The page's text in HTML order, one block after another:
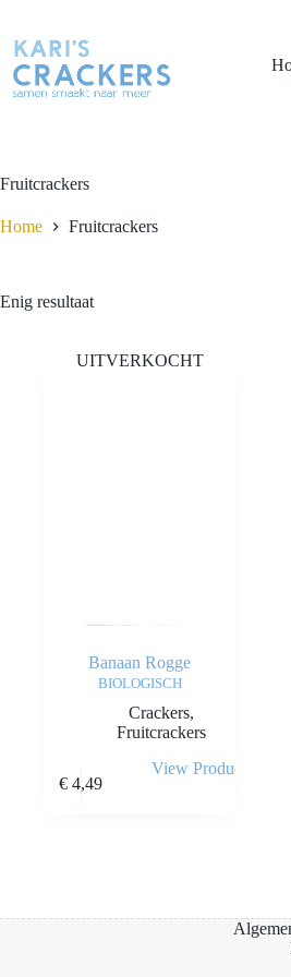
inhoud
Fruitcrackers
Home Fruitcrackers
Enig resultaat
UITVERKOCHT
Banaan Rogge
BIOLOGISCH
Crackers,
Fruitcrackers
€ 4,49
View Product